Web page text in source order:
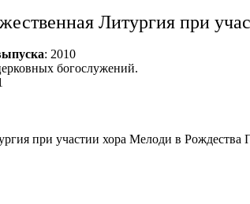
Литургия при
: 2010
богослужений.
при участии хора Мелоди в